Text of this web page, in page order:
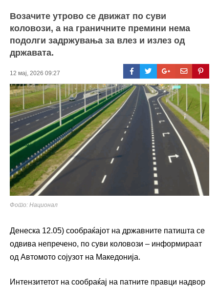
Возачите утрово се движат по суви
коловози, а на граничните премини нема
подолги задржувања за влез и излез од
државата.
12 мај, 2026 09:27
Фото: Национал
Денеска 12.05) сообраќајот на државните патишта се
одвива непречено, по суви коловози – информираат
од Автомото сојузот на Македонија.
Интензитетот на сообраќај на патните правци надвор